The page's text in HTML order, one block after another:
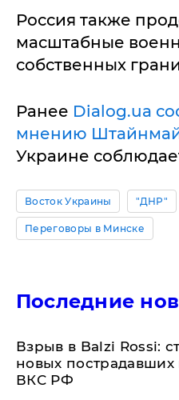
Россия также
масштабные
собственных
Ранее Dialog.ua
мнению
Украине
Восток Украины "ДНР"
Переговоры в Минске
Последние
Взрыв в Balzi Rossi:
новых пострадавших
ВКС РФ